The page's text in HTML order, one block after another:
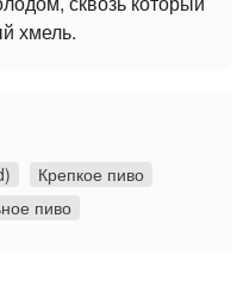
хмель.
Крепкое пиво
пиво